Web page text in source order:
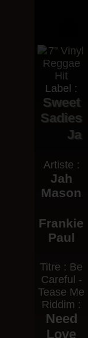
Label :
Sweet
Sadies
Ja
Artiste :
Jah
Mason
Frankie
Paul
Titre : Be
Careful -
Tease Me
Riddim :
Need
Love